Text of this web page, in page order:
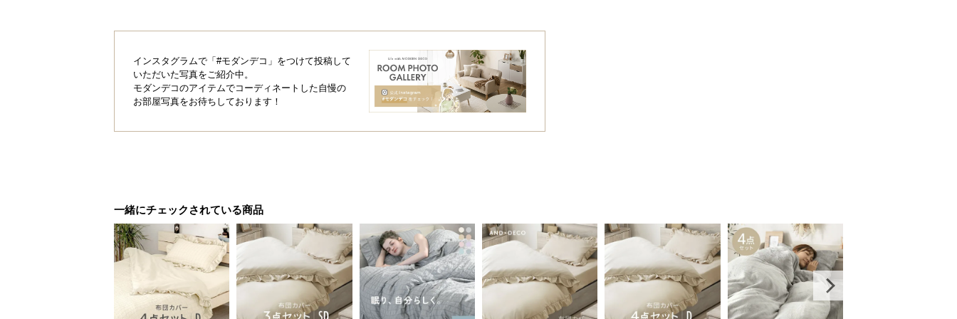
インスタグラムで「#モダンデコ」をつけて投稿して
いただいた写真をご紹介中。
モダンデコのアイテムでコーディネートした自慢の
お部屋写真をお待ちしております！
一緒にチェックされている商品